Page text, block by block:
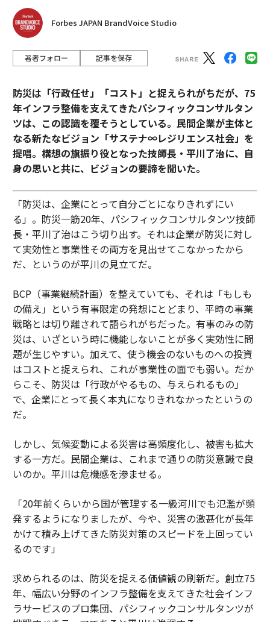
Forbes JAPAN BrandVoice Studio
著者フォロー 記事を保存
防災は「行政任せ」「コスト」と捉えられがちだが、75
年インフラ整備を支えてきたパシフィックコンサルタン
ツは、この認識を覆そうとしている。民間企業が主体と
なる新たなビジョン「サステナ∞レジリエンス社会」を
提唱。構想の旗振り役となった技師長・平川了治に、自
身の思いと共に、ビジョンの要諦を聞いた。
「防災は、企業にとって自分ごとになりきれずにい
る」。防災一筋20年、パシフィックコンサルタンツ技師
長・平川了治はこう切り出す。それは企業が防災に対し
て実効性と事業性その両方を見出せてこなかったから
だ、というのが平川の見立てだ。
BCP（事業継続計画）を整えていても、それは「もしも
の備え」という有事限定の発想にとどまり、平時の事業
戦略とは切り離されて語られがちだった。有事のみの防
災は、いざという時に機能しないことが多く実効性に問
題が生じやすい。加えて、使う機会のないものへの投資
はコストと捉えられ、これが事業性の面でも弱い。だか
らこそ、防災は「行政がやるもの、与えられるもの」
で、企業にとって長く本丸になりきれなかったというの
だ。
しかし、気候変動による災害は高頻度化し、被害も拡大
する一方だ。民間企業は、これまで通りの防災意識で良
いのか。平川は危機感を滲ませる。
「20年前くらいから国が管理する一級河川でも氾濫が頻
発するようになりましたが、今や、災害の激甚化が長年
かけて積み上げてきた防災対策のスピードを上回ってい
るのです」
求められるのは、防災を捉える価値観の刷新だ。創立75
年、幅広い分野のインフラ整備を支えてきた社会インフ
ラサービスのプロ集団、パシフィックコンサルタンツが